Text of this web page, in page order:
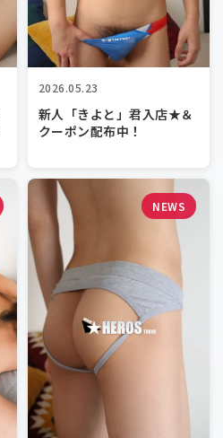
2026.05.23
新人「きよと」君入店★＆
クーポン配布中！
NEWS